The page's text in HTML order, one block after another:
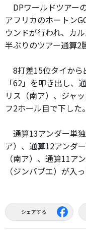
DPワールドツアー
アフリカのホートン
ウンドが行われ、カ
半ぶりのツアー通算2
8打差15位タイから
「62」を叩き出し、
リス（南ア）、ジャ
フ2ホール目で下した。
通算13アンダー単
ア）、通算12アンダ
（南ア）、通算11ア
（ジンバブエ）が入っ
シェアする